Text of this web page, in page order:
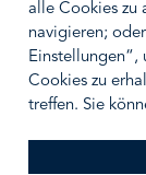
IN
Zum
alle Cookies zu
navigieren;
Einstellungen“,
Cookies zu
treffen. Sie